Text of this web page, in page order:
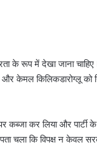
रूप में देखा जाना
और केमल किलिकडारोग्लू
कब्जा कर लिया और
चला कि विपक्ष न केवल